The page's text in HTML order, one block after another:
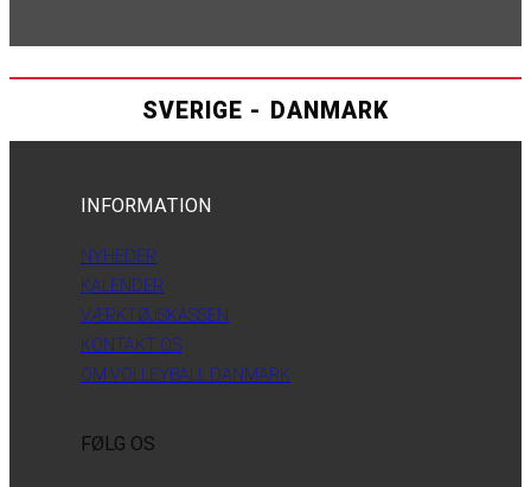
SVERIGE - DANMARK
INFORMATION
NYHEDER
KALENDER
VÆRKTØJSKASSEN
KONTAKT OS
OM VOLLEYBALL DANMARK
FØLG OS